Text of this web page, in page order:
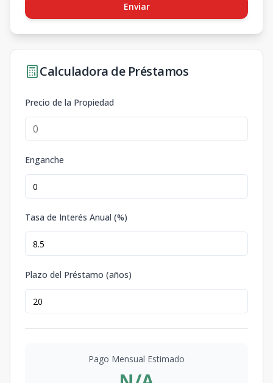
Enviar
Calculadora de Préstamos
Precio de la Propiedad
Enganche
Tasa de Interés Anual (%)
Plazo del Préstamo (años)
Pago Mensual Estimado